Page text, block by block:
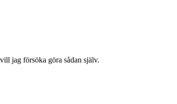
jag försöka göra sådan själv.